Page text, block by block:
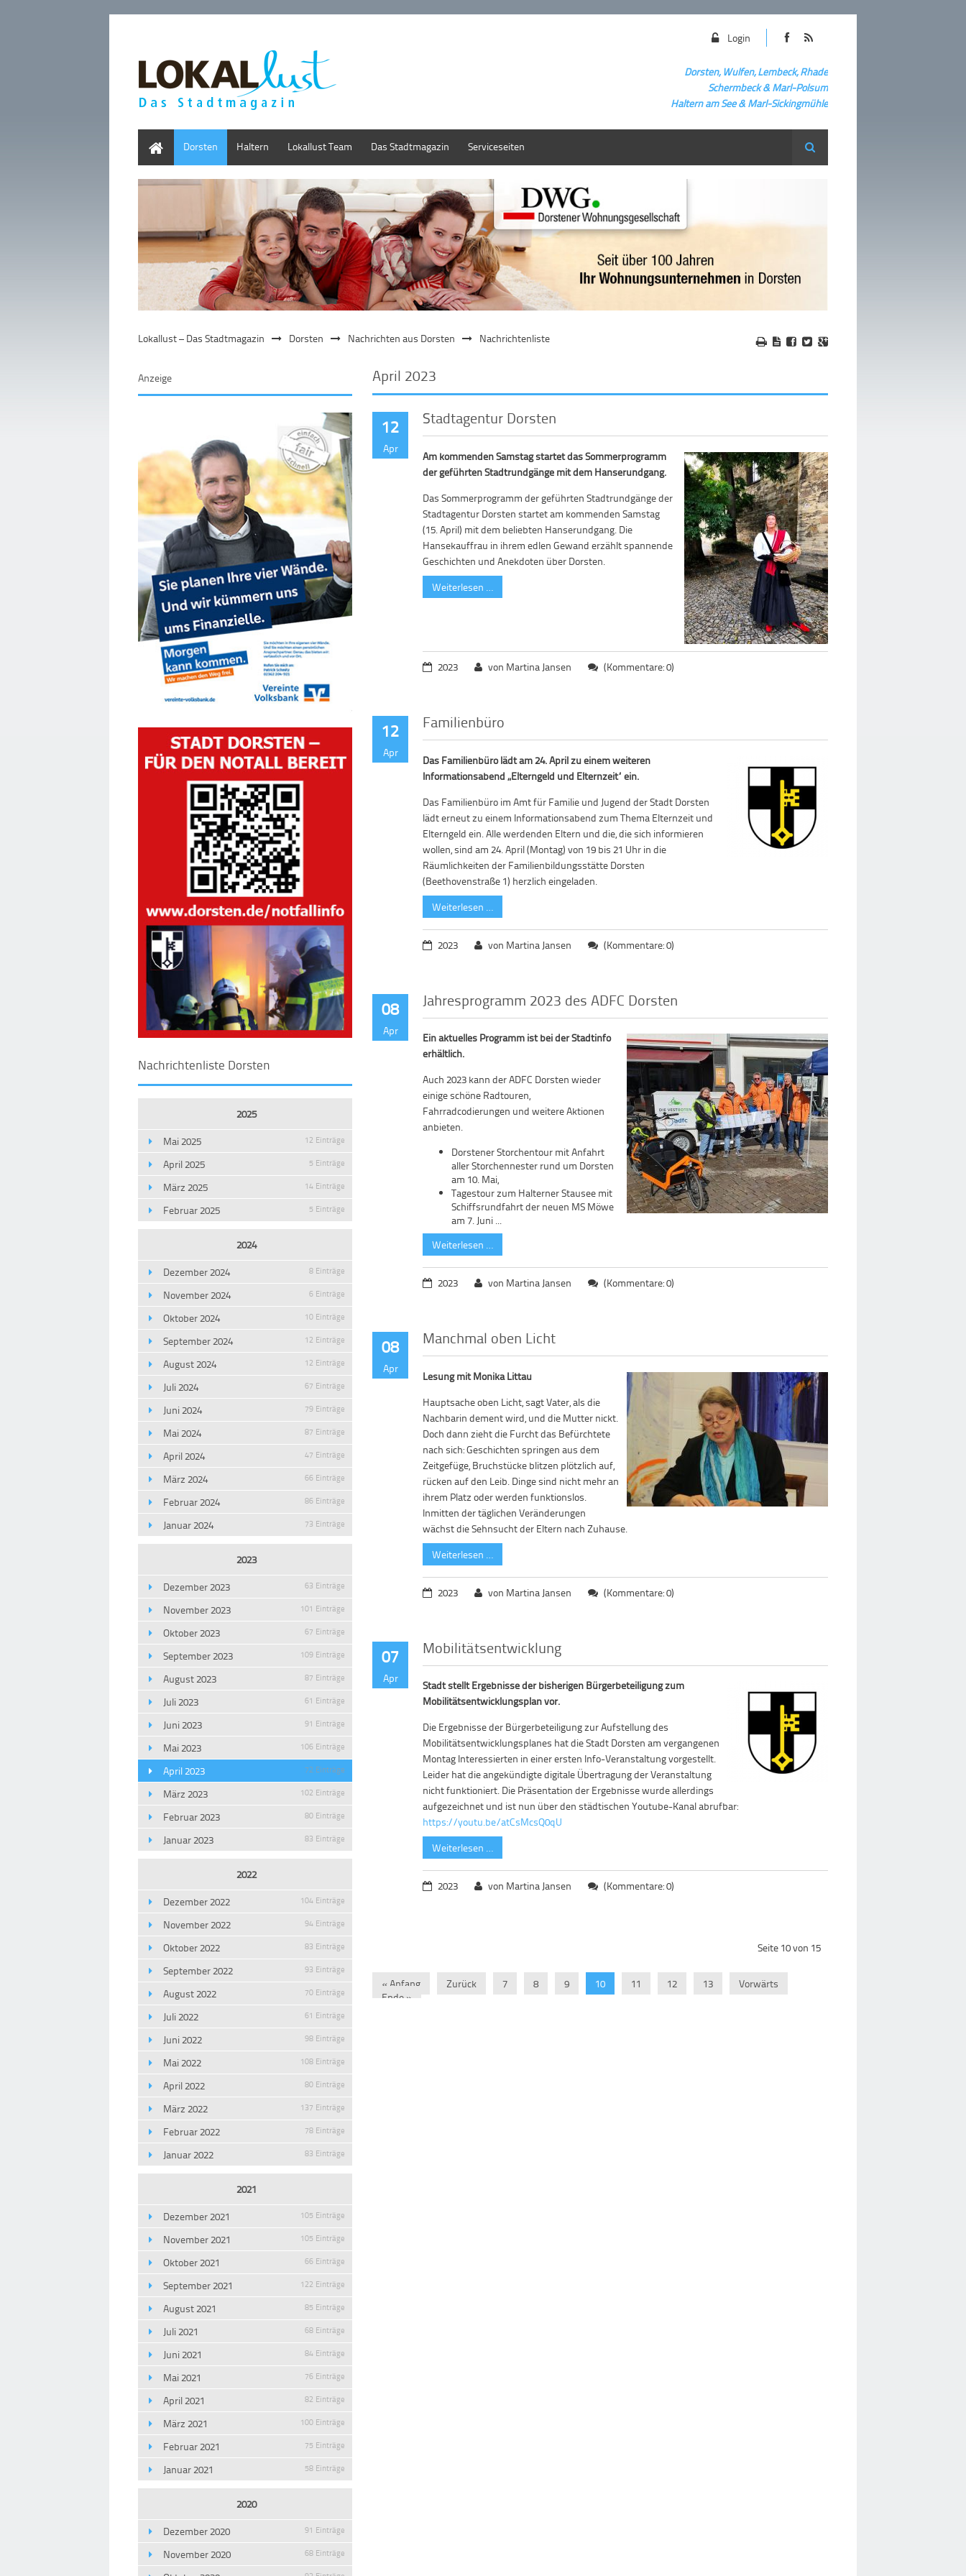
Login
Dorsten, Wulfen, Lembeck, Rhade
Schermbeck& Marl-Polsum
Haltern am See & Marl-Sickingmühle
Dorsten Haltern Lokallust Team Das Stadtmagazin Serviceseiten Suche
Lokallust – Das Stadtmagazin Dorsten Nachrichten aus Dorsten Nachrichtenliste
April 2023
12
Apr
Stadtagentur Dorsten
Am kommenden Samstag startet das Sommerprogramm
der geführten Stadtrundgänge mit dem Hanserundgang.
Das Sommerprogramm der geführten Stadtrundgänge der
Stadtagentur Dorsten startet am kommenden Samstag
(15. April) mit dem beliebten Hanserundgang. Die
Hansekauffrau in ihrem edlen Gewand erzählt spannende
Geschichten und Anekdoten über Dorsten.
Weiterlesen …
2023 von Martina Jansen (Kommentare: 0)
12
Apr
Familienbüro
Das Familienbüro lädt am 24. April zu einem weiteren
Informationsabend „Elterngeld und Elternzeit“ ein.
Das Familienbüro im Amt für Familie und Jugend der Stadt Dorsten
lädt erneut zu einem Informationsabend zum Thema Elternzeit und
Elterngeld ein. Alle werdenden Eltern und die, die sich informieren
wollen, sind am 24. April (Montag) von 19 bis 21 Uhr in die
Räumlichkeiten der Familienbildungsstätte Dorsten
(Beethovenstraße 1) herzlich eingeladen.
Weiterlesen …
2023 von Martina Jansen (Kommentare: 0)
08
Apr
Jahresprogramm 2023 des ADFC Dorsten
Ein aktuelles Programm ist bei der Stadtinfo
erhältlich.
Auch 2023 kann der ADFC Dorsten wieder
einige schöne Radtouren,
Fahrradcodierungen und weitere Aktionen
anbieten.
Dorstener Storchentour mit Anfahrt
aller Storchennester rund um Dorsten
am 10. Mai,
Tagestour zum Halterner Stausee mit
Schiffsrundfahrt der neuen MS Möwe
am 7. Juni ...
Weiterlesen …
2023 von Martina Jansen (Kommentare: 0)
08
Apr
Manchmal oben Licht
Lesung mit Monika Littau
Hauptsache oben Licht, sagt Vater, als die
Nachbarin dement wird, und die Mutter nickt.
Doch dann zieht die Furcht das Befürchtete
nach sich: Geschichten springen aus dem
Zeitgefüge, Bruchstücke blitzen plötzlich auf,
rücken auf den Leib. Dinge sind nicht mehr an
ihrem Platz oder werden funktionslos.
Inmitten der täglichen Veränderungen
wächst die Sehnsucht der Eltern nach Zuhause.
Weiterlesen …
2023 von Martina Jansen (Kommentare: 0)
07
Apr
Mobilitätsentwicklung
Stadt stellt Ergebnisse der bisherigen Bürgerbeteiligung zum
Mobilitätsentwicklungsplan vor.
Die Ergebnisse der Bürgerbeteiligung zur Aufstellung des
Mobilitätsentwicklungsplanes hat die Stadt Dorsten am vergangenen
Montag Interessierten in einer ersten Info-Veranstaltung vorgestellt.
Leider hat die angekündigte digitale Übertragung der Veranstaltung
nicht funktioniert. Die Präsentation der Ergebnisse wurde allerdings
aufgezeichnet und ist nun über den städtischen Youtube-Kanal abrufbar:
https://youtu.be/atCsMcsQ0qU
Weiterlesen …
2023 von Martina Jansen (Kommentare: 0)
Seite 10 von 15
« Anfang Zurück 7 8 9 10 11 12 13
Vorwärts
Ende »
Anzeige
Nachrichtenliste Dorsten
2025
Mai 2025
12 Einträge
April 2025 5 Einträge
März 2025 14 Einträge
Februar 2025 5 Einträge
2024
Dezember 2024
8 Einträge
November 2024 6 Einträge
Oktober 2024 10 Einträge
September 2024 12 Einträge
August 2024 12 Einträge
Juli 2024 67 Einträge
Juni 2024 79 Einträge
Mai 2024 87 Einträge
April 2024 47 Einträge
März 2024 66 Einträge
Februar 2024 86 Einträge
Januar 2024 73 Einträge
2023
Dezember 2023
63 Einträge
November 2023 101 Einträge
Oktober 2023 67 Einträge
September 2023 109 Einträge
August 2023 87 Einträge
Juli 2023 61 Einträge
Juni 2023 91 Einträge
Mai 2023 106 Einträge
April 2023 72 Einträge
März 2023 102 Einträge
Februar 2023 80 Einträge
Januar 2023 83 Einträge
2022
Dezember 2022
104 Einträge
November 2022 94 Einträge
Oktober 2022 83 Einträge
September 2022 93 Einträge
August 2022 70 Einträge
Juli 2022 61 Einträge
Juni 2022 98 Einträge
Mai 2022 108 Einträge
April 2022 80 Einträge
März 2022 137 Einträge
Februar 2022 78 Einträge
Januar 2022 83 Einträge
2021
Dezember 2021
105 Einträge
November 2021 105 Einträge
Oktober 2021 66 Einträge
September 2021 122 Einträge
August 2021 85 Einträge
Juli 2021 68 Einträge
Juni 2021 84 Einträge
Mai 2021 76 Einträge
April 2021 82 Einträge
März 2021 100 Einträge
Februar 2021 75 Einträge
Januar 2021 58 Einträge
2020
Dezember 2020
91 Einträge
November 2020 68 Einträge